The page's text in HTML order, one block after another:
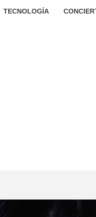
TECNOLOGÍA